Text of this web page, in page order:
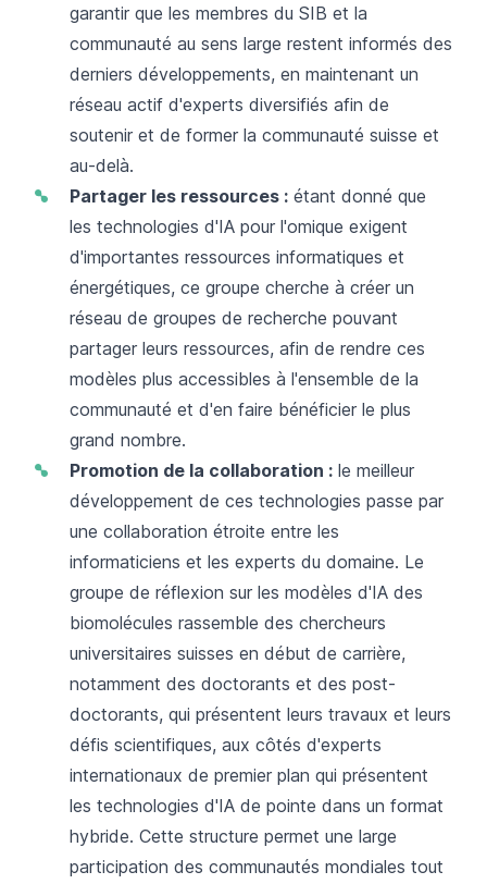
garantir que les membres du SIB et la
communauté au sens large restent informés des
derniers développements, en maintenant un
réseau actif d'experts diversifiés afin de
soutenir et de former la communauté suisse et
au-delà.
Partager les ressources : étant donné que
les technologies d'IA pour l'omique exigent
d'importantes ressources informatiques et
énergétiques, ce groupe cherche à créer un
réseau de groupes de recherche pouvant
partager leurs ressources, afin de rendre ces
modèles plus accessibles à l'ensemble de la
communauté et d'en faire bénéficier le plus
grand nombre.
Promotion de la collaboration : le meilleur
développement de ces technologies passe par
une collaboration étroite entre les
informaticiens et les experts du domaine. Le
groupe de réflexion sur les modèles d'IA des
biomolécules rassemble des chercheurs
universitaires suisses en début de carrière,
notamment des doctorants et des post-
doctorants, qui présentent leurs travaux et leurs
défis scientifiques, aux côtés d'experts
internationaux de premier plan qui présentent
les technologies d'IA de pointe dans un format
hybride. Cette structure permet une large
participation des communautés mondiales tout